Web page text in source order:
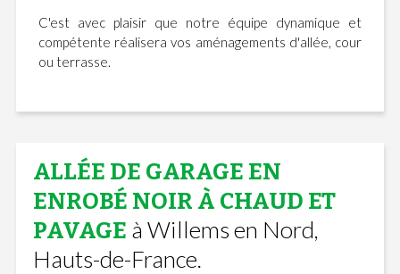
C'est avec plaisir que notre équipe dynamique et
compétente réalisera vos aménagements d'allée, cour
ou terrasse.
ALLÉE DE GARAGE EN
ENROBÉ NOIR À CHAUD ET
PAVAGE à Willems en Nord,
Hauts-de-France.